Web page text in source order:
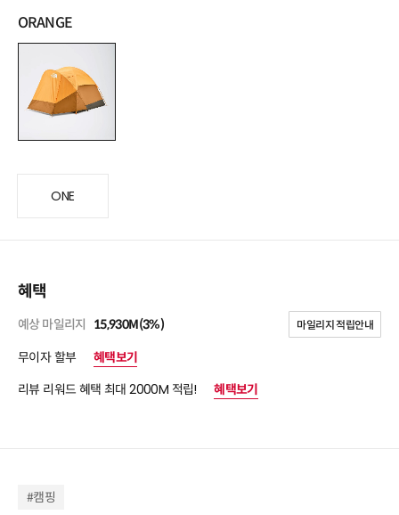
ORANGE
ONE
혜택
예상 마일리지 15,930M(3%) 마일리지 적립안내
무이자 할부
혜택보기
리뷰 리워드 혜택 최대 2000M 적립!
혜택보기
#캠핑